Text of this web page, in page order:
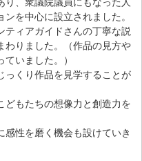
を中心に設立されました。
ィアガイドさんの丁寧な説
わりました。（作品の見方や
いました。）
くり作品を見学することが
もたちの想像力と創造力を
性を磨く機会も設けていき